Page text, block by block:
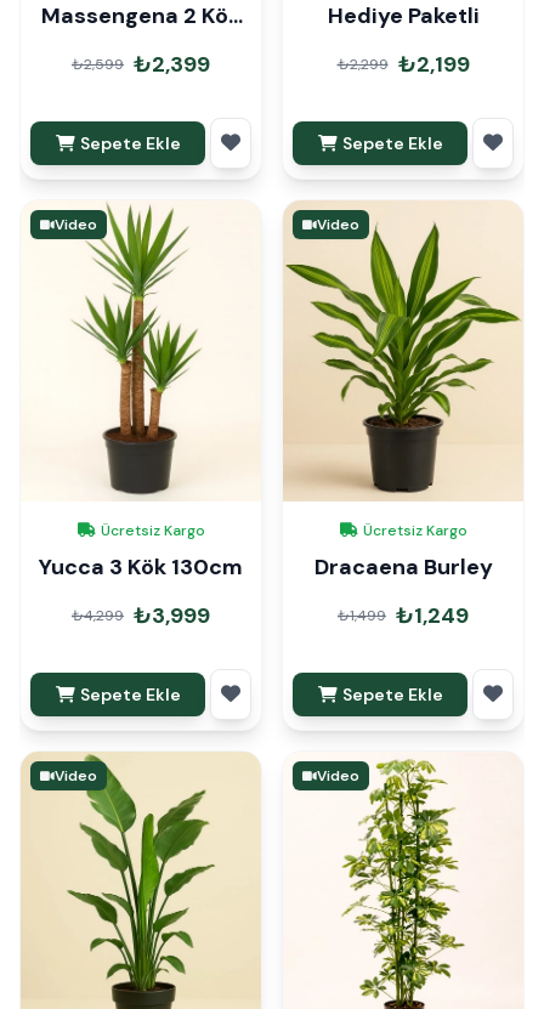
Massengena 2 Kök
90cm Hediye Paketli
₺2,599 ₺2,399
Sepete Ekle
Hediye Paketli
₺2,299 ₺2,199
Sepete Ekle
Video
Ücretsiz Kargo
Yucca 3 Kök 130cm
₺4,299 ₺3,999
Sepete Ekle
Video
Ücretsiz Kargo
Dracaena Burley
₺1,499 ₺1,249
Sepete Ekle
Video Video